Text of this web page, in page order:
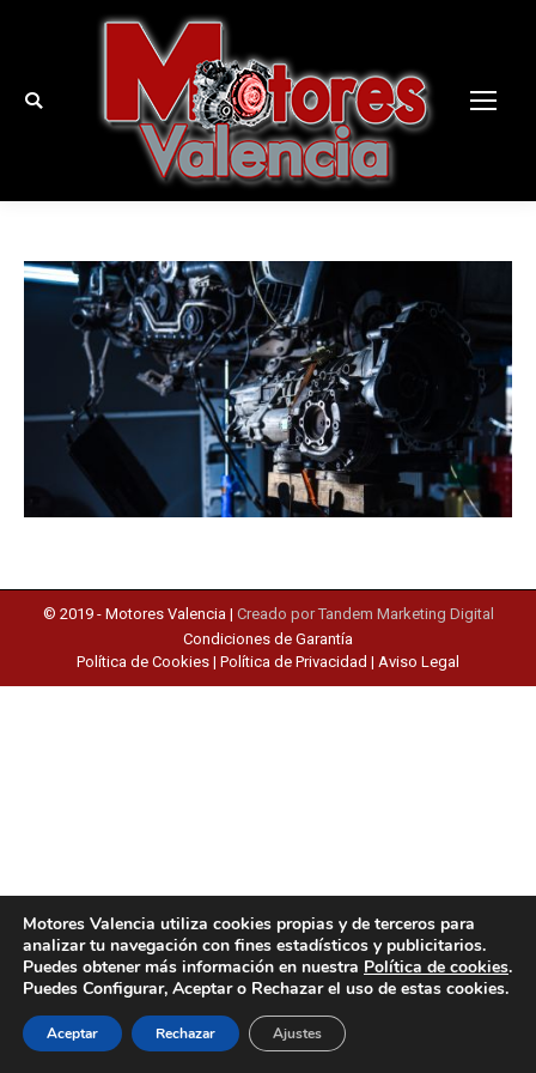
Buscar:
© 2019 - Motores Valencia| Creado por Tandem Marketing Digital
Condiciones de Garantía
Política de Cookies | Política de Privacidad | Aviso Legal
Motores Valencia utiliza cookies propias y de terceros para
analizar tu navegación con fines estadísticos y publicitarios.
Puedes obtener más información en nuestra Política de cookies.
Puedes Configurar, Aceptar o Rechazar el uso de estas cookies.
Aceptar Rechazar Ajustes